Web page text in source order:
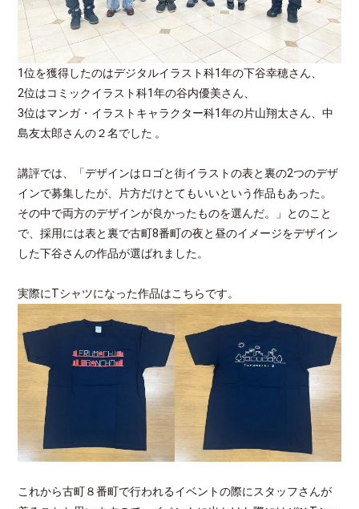
1位を獲得したのはデジタルイラスト科1年の下谷幸穂さん、
2位はコミックイラスト科1年の谷内優美さん、
3位はマンガ・イラストキャラクター科1年の片山翔太さん、中
島友太郎さんの２名でした 。
講評では、「デザインはロゴと街イラストの表と裏の2つのデザ
インで募集したが、片方だけとてもいいという作品もあった。
その中で両方のデザインが良かったものを選んだ。」とのこと
で、採用には表と裏で古町8番町の夜と昼のイメージをデザイン
した下谷さんの作品が選ばれました。
実際にTシャツになった作品はこちらです。
これから古町８番町で行われるイベントの際にスタッフさんが